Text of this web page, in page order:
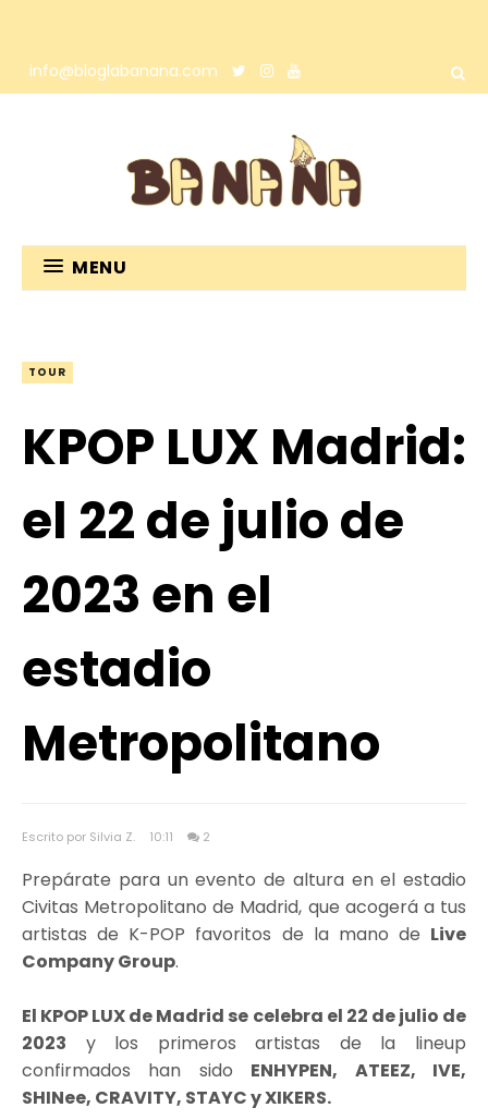
info@bloglabanana.com
MENU
TOUR
KPOP LUX Madrid:
el 22 de julio de
2023 en el
estadio
Metropolitano
Escrito por Silvia Z. 10:11 2
Prepárate para un evento de altura en el estadio
Civitas Metropolitano de Madrid, que acogerá a tus
artistas de K-POP favoritos de la mano de Live
Company Group.
El KPOP LUX de Madrid se celebra el 22 de julio de
2023 y los primeros artistas de la lineup
confirmados han sido ENHYPEN, ATEEZ, IVE,
SHINee, CRAVITY, STAYC y XIKERS.